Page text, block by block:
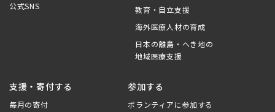
公式SNS
教育・自立支援
海外医療人材の育成
日本の離島・へき地の
地域医療支援
支援・寄付する
毎月の寄付
参加する
ボランティアに参加する